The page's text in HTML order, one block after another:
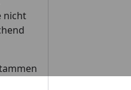
nicht